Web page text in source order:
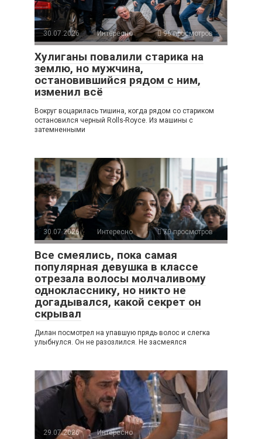
30.07.2026 Интересно 96 просмотров
Хулиганы повалили старика на
землю, но мужчина,
остановившийся рядом с ним,
изменил всё
Вокруг воцарилась тишина, когда рядом со стариком
остановился черный Rolls-Royce. Из машины с
затемненными
30.07.2026 Интересно 70 просмотров
Все смеялись, пока самая
популярная девушка в классе
отрезала волосы молчаливому
однокласснику, но никто не
догадывался, какой секрет он
скрывал
Дилан посмотрел на упавшую прядь волос и слегка
улыбнулся. Он не разозлился. Не засмеялся
29.07.2026
Интересно